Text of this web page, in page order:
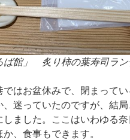
ば館」 炙り柿の葉寿司ラン
はお盆休みで、閉まって
、迷っていたのですが、結
しました。ここはいわゆる
、食事もできます。